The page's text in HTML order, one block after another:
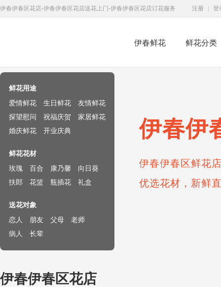
伊春伊春区花店-伊春伊春区花店送花上门-伊春伊春区花店订花服务 注册 登
伊春鲜花 鲜花分类
伊春伊
伊春伊春区鲜花
优选花材，新鲜
鲜花用途
爱情鲜花
生日鲜花
友情鲜花
探望慰问
祝福庆贺
家居鲜花
婚庆鲜花
开业庆典
鲜花花材
玫瑰
百合 康乃馨
向日葵
扶郎
花篮 瓶插花 礼盒
送花对象
恋人
朋友 父母
老师
病人
长辈
伊春伊春区花店